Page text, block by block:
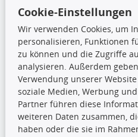
TecDoc Inside
Die
dürfen
unterlassen, die Daten oder die
vorherige Zustimmung
verbreiten und/oder diese
zu lassen. Ein Zuwiderhandeln
Urheberrechtsverletzung dar
Cookie-Einstellungen
Wir verwenden Cookies, um
personalisieren, Funktionen
zu können und die Zugriffe
analysieren. Außerdem
Verwendung unserer
soziale Medien, Werbung
Partner führen diese
weiteren Daten zusammen,
haben oder die sie im